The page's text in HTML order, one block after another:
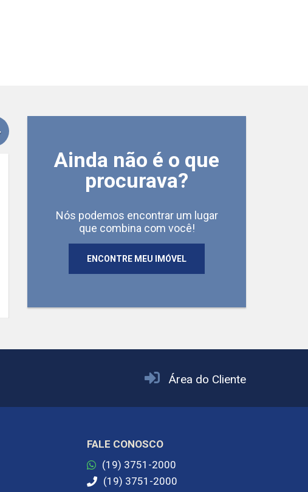
Casa Comercial
Ainda não é o que
procurava?
Nós podemos encontrar um lugar
que combina com você!
ENCONTRE MEU IMÓVEL
Área do Cliente
FALE CONOSCO
(19) 3751-2000
(19) 3751-2000